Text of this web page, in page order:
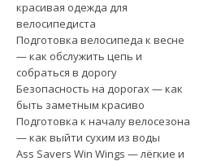
красивая одежда для
велосипедиста
Подготовка велосипеда к весне
— как обслужить цепь и
собраться в дорогу
Безопасность на дорогах — как
быть заметным красиво
Подготовка к началу велосезона
— как выйти сухим из воды
Ass Savers Win Wings — лёгкие и